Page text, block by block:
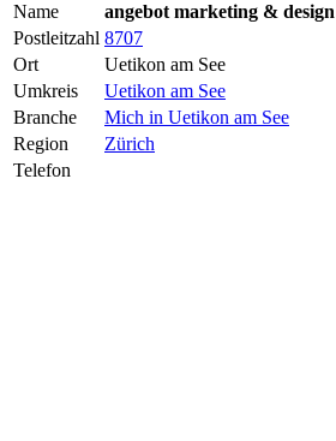
Name
angebot marketing & design
Postleitzahl 8707
Ort
Uetikon am See
Umkreis
Uetikon am See
Branche
Mich in Uetikon am See
Region
Zürich
Telefon